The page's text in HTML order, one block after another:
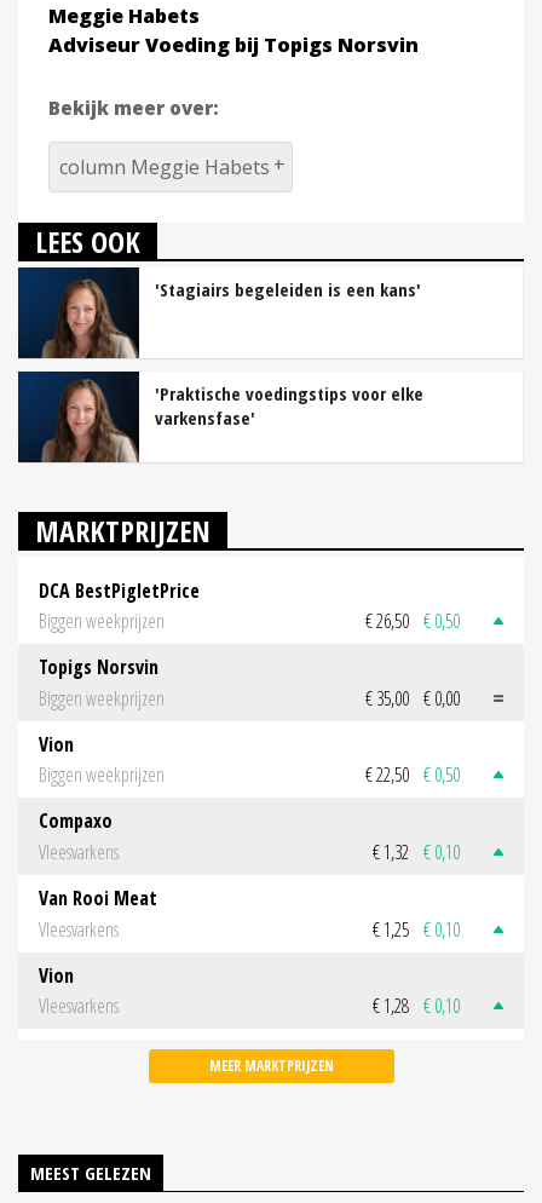
Meggie Habets
Adviseur Voeding bij Topigs Norsvin
Bekijk meer over:
column Meggie Habets
LEES OOK
'Stagiairs begeleiden is een kans'
'Praktische voedingstips voor elke
varkensfase'
MARKTPRIJZEN
DCA BestPigletPrice
Biggen weekprijzen
€ 26,50 € 0,50
Topigs Norsvin
Biggen weekprijzen
€ 35,00 € 0,00
Vion
Biggen weekprijzen
€ 22,50 € 0,50
Compaxo
Vleesvarkens
€ 1,32 € 0,10
Van Rooi Meat
Vleesvarkens
€ 1,25 € 0,10
Vion
Vleesvarkens
€ 1,28 € 0,10
MEER MARKTPRIJZEN
MEEST GELEZEN